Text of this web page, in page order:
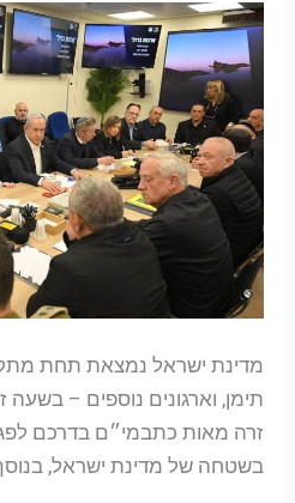
מדינת ישראל נמצאת תחת
תימן, וארגונים נוספים – בשעה
זרה מאות כתבמי״ם בדרכם
בשטחה של מדינת ישראל,
תקדים
–
מתעדכן